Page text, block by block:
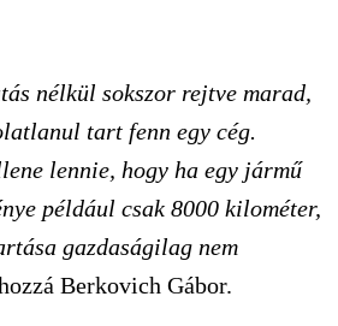
nélkül sokszor rejtve marad,
tart fenn egy cég.
lennie, hogy ha egy jármű
például csak 8000 kilométer,
gazdaságilag nem
Berkovich Gábor.